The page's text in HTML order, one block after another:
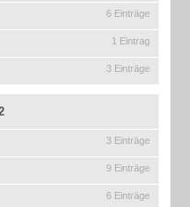
6 Einträge
1 Eintrag
3 Einträge
3 Einträge
9 Einträge
6 Einträge